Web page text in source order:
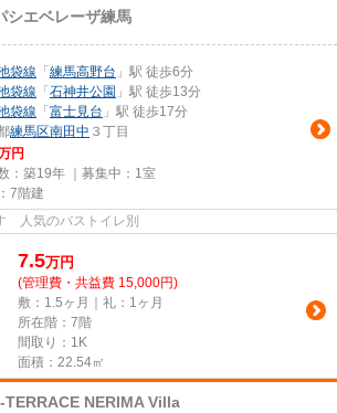
シエベレーザ練馬
袋線 「 練馬高野台 」駅 徒歩6分
袋線 「 石神井公園 」駅 徒歩13分
袋線 「 富士見台 」駅 徒歩17分
練馬区南田中 ３丁目
円
：築19年 ｜募集中： 1室
7階建
人気のバストイレ別
7.5万円
(管理費・共益費 15,000円)
敷：1.5ヶ月｜礼：1ヶ月
所在階：7階
間取り：1K
面積：22.54㎡
TERRACE NERIMA Villa